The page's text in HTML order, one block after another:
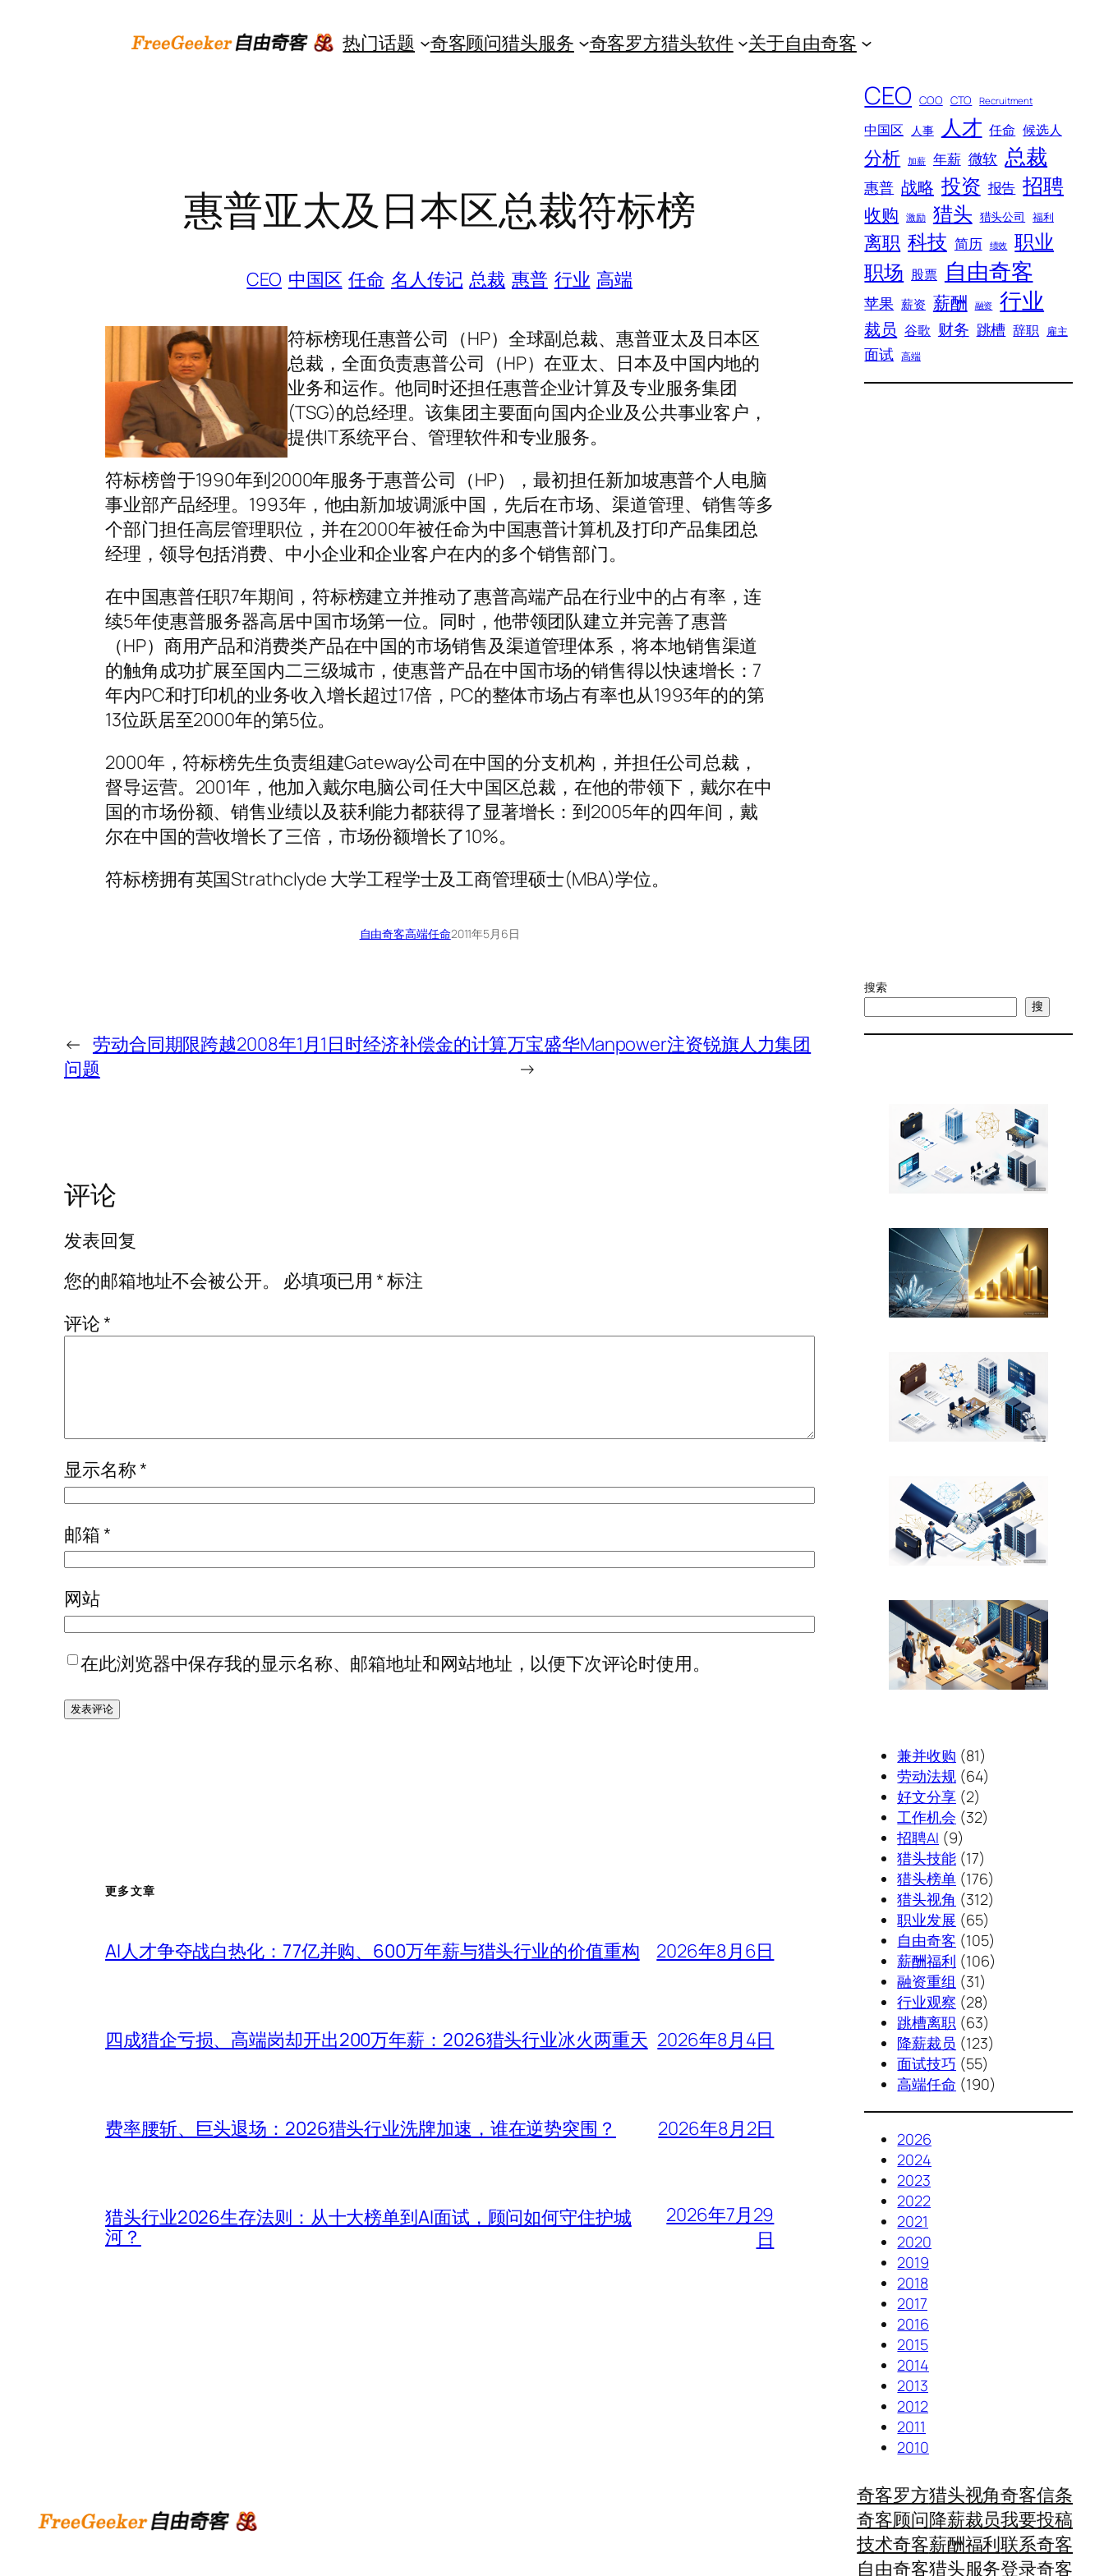
热门话题 奇客顾问猎头服务 奇客罗方猎头软件 关于自由奇客
惠普亚太及日本区总裁符标榜
CEO 中国区 任命 名人传记 总裁 惠普 行业 高端
符标榜现任惠普公司（HP）全球副总裁、惠普亚太及日本区
总裁，全面负责惠普公司（HP）在亚太、日本及中国内地的
业务和运作。他同时还担任惠普企业计算及专业服务集团
(TSG)的总经理。该集团主要面向国内企业及公共事业客户，
提供IT系统平台、管理软件和专业服务。
符标榜曾于1990年到2000年服务于惠普公司（HP），最初担任新加坡惠普个人电脑
事业部产品经理。1993年，他由新加坡调派中国，先后在市场、渠道管理、销售等多
个部门担任高层管理职位，并在2000年被任命为中国惠普计算机及打印产品集团总
经理，领导包括消费、中小企业和企业客户在内的多个销售部门。
在中国惠普任职7年期间，符标榜建立并推动了惠普高端产品在行业中的占有率，连
续5年使惠普服务器高居中国市场第一位。同时，他带领团队建立并完善了惠普
（HP）商用产品和消费类产品在中国的市场销售及渠道管理体系，将本地销售渠道
的触角成功扩展至国内二三级城市，使惠普产品在中国市场的销售得以快速增长：7
年内PC和打印机的业务收入增长超过17倍，PC的整体市场占有率也从1993年的的第
13位跃居至2000年的第5位。
2000年，符标榜先生负责组建Gateway公司在中国的分支机构，并担任公司总裁，
督导运营。2001年，他加入戴尔电脑公司任大中国区总裁，在他的带领下，戴尔在中
国的市场份额、销售业绩以及获利能力都获得了显著增长：到2005年的四年间，戴
尔在中国的营收增长了三倍，市场份额增长了10%。
符标榜拥有英国Strathclyde 大学工程学士及工商管理硕士(MBA)学位。
自由奇客高端任命2011年5月6日
← 劳动合同期限跨越2008年1月1日时经济补偿金的计算
问题
万宝盛华Manpower注资锐旗人力集团
→
评论
发表回复
您的邮箱地址不会被公开。
必填项已用*标注
评论*
显示名称*
邮箱*
网站
在此浏览器中保存我的显示名称、邮箱地址和网站地址，以便下次评论时使用。
更多文章
AI人才争夺战白热化：77亿并购、600万年薪与猎头行业的价值重构 2026年8月6日
四成猎企亏损、高端岗却开出200万年薪：2026猎头行业冰火两重天 2026年8月4日
费率腰斩、巨头退场：2026猎头行业洗牌加速，谁在逆势突围？ 2026年8月2日
猎头行业2026生存法则：从十大榜单到AI面试，顾问如何守住护城
河？
2026年7月29
日
CEO COO CTO Recruitment
中国区 人事 人才 任命 候选人
分析 加薪 年薪 微软 总裁
惠普 战略 投资 报告 招聘
收购 激励 猎头 猎头公司 福利
离职 科技 简历 绩效 职业
职场 股票 自由奇客
苹果 薪资 薪酬 融资 行业
裁员 谷歌 财务 跳槽 辞职 雇主
面试 高端
搜索
搜
兼并收购 (81)
劳动法规 (64)
好文分享 (2)
工作机会 (32)
招聘AI (9)
猎头技能 (17)
猎头榜单 (176)
猎头视角 (312)
职业发展 (65)
自由奇客 (105)
薪酬福利 (106)
融资重组 (31)
行业观察 (28)
跳槽离职 (63)
降薪裁员 (123)
面试技巧 (55)
高端任命 (190)
2026
2024
2023
2022
2021
2020
2019
2018
2017
2016
2015
2014
2013
2012
2011
2010
奇客罗方
奇客顾问
技术奇客
自由奇客
猎头视角
降薪裁员
薪酬福利
猎头服务
奇客信条
我要投稿
联系奇客
登录奇客